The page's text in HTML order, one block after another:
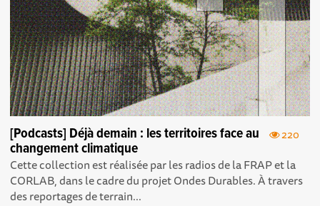
220
[Podcasts] Déjà demain : les territoires face au
changement climatique
Cette collection est réalisée par les radios de la FRAP et la
CORLAB, dans le cadre du projet Ondes Durables. À travers
des reportages de terrain...